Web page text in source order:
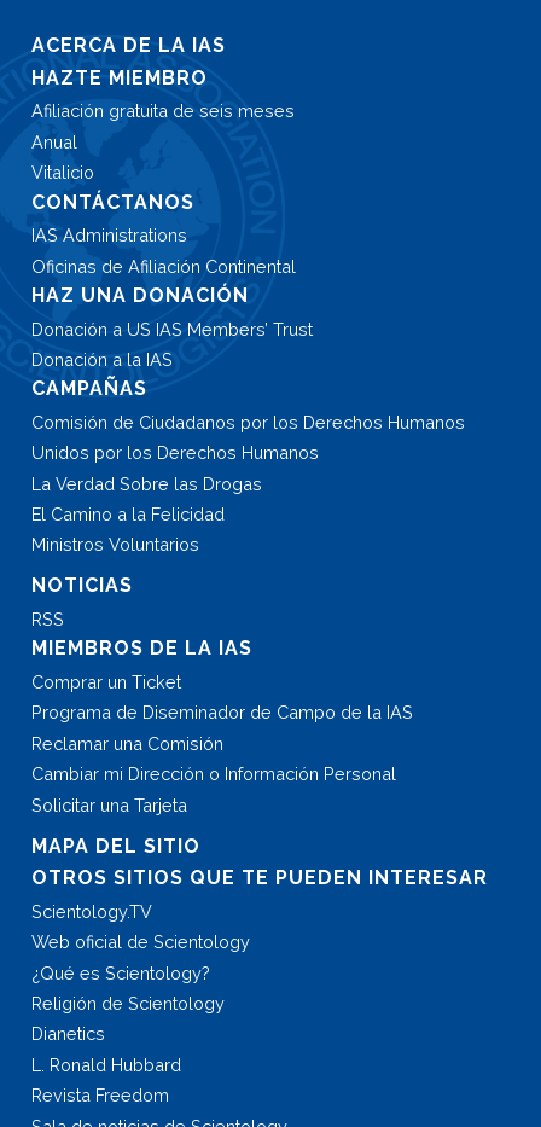
ACERCA DE LA IAS
HAZTE MIEMBRO
Afiliación gratuita de seis meses
Anual
Vitalicio
CONTÁCTANOS
IAS Administrations
Oficinas de Afiliación Continental
HAZ UNA DONACIÓN
Donación a US IAS Members’ Trust
Donación a la IAS
CAMPAÑAS
Comisión de Ciudadanos por los Derechos Humanos
Unidos por los Derechos Humanos
La Verdad Sobre las Drogas
El Camino a la Felicidad
Ministros Voluntarios
NOTICIAS
RSS
MIEMBROS DE LA IAS
Comprar un Ticket
Programa de Diseminador de Campo de la IAS
Reclamar una Comisión
Cambiar mi Dirección o Información Personal
Solicitar una Tarjeta
MAPA DEL SITIO
OTROS SITIOS QUE TE PUEDEN INTERESAR
Scientology.TV
Web oficial de Scientology
¿Qué es Scientology?
Religión de Scientology
Dianetics
L. Ronald Hubbard
Revista Freedom